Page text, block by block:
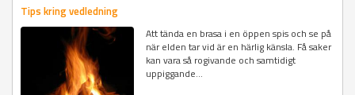
Tips kring vedledning
Att tända en brasa i en öppen spis och se på
när elden tar vid är en härlig känsla. Få saker
kan vara så rogivande och samtidigt
uppiggande...